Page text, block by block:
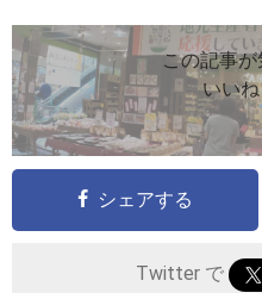
この記事
いい
シェアする
Twitter で